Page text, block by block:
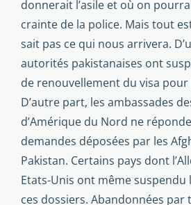
donnerait l’asile et où on
crainte de la police. Mais tout
sait pas ce qui nous arrivera.
autorités pakistanaises ont
de renouvellement du visa pour
D’autre part, les ambassades
d’Amérique du Nord ne
demandes déposées par les
Pakistan. Certains pays dont
Etats-Unis ont même
ces dossiers. Abandon­nées par